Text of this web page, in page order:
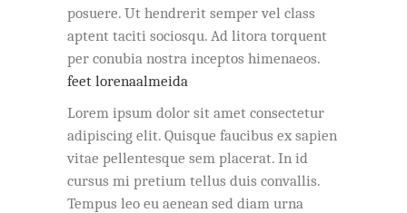
posuere. Ut hendrerit semper vel class
aptent taciti sociosqu. Ad litora torquent
per conubia nostra inceptos himenaeos.
feet lorenaalmeida
Lorem ipsum dolor sit amet consectetur
adipiscing elit. Quisque faucibus ex sapien
vitae pellentesque sem placerat. In id
cursus mi pretium tellus duis convallis.
Tempus leo eu aenean sed diam urna